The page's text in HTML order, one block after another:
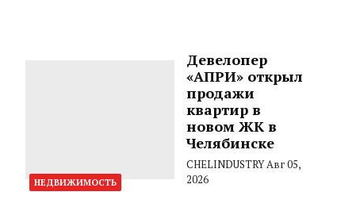
НЕДВИЖИМОСТЬ
Девелопер
«АПРИ» открыл
продажи
квартир в
новом ЖК в
Челябинске
CHELINDUSTRYАвг 05,
2026